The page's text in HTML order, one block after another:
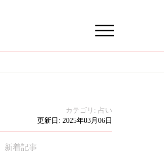
カテゴリ: 占い
更新日: 2025年03月06日
新着記事